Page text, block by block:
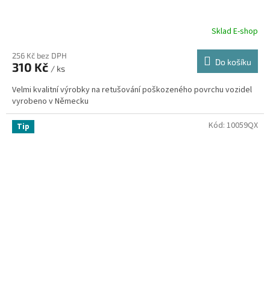
Sklad E-shop
256 Kč bez DPH
310 Kč / ks
Do košíku
Velmi kvalitní výrobky na retušování poškozeného povrchu vozidel
vyrobeno v Německu
Tip Kód: 10059QX